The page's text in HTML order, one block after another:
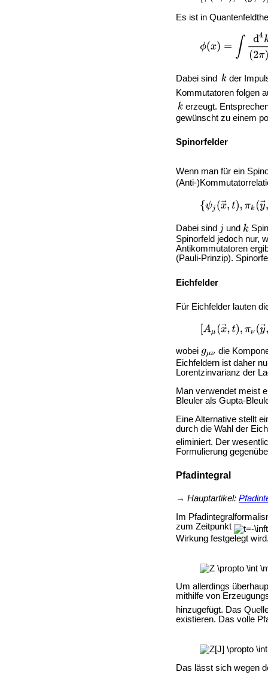
Es ist in
Dabei sind
der
Kommutatoren folgen
erzeugt.
gewünscht zu einem
Spinorfelder
Wenn man für ein
(Anti-
Dabei sind und
Spinorfeld jedoch nur,
Antikommutatoren
(Pauli-Prinzip).
Eichfelder
Für Eichfelder lauten
wobei
die
Eichfeldern ist daher
Lorentzinvarianz der
Man verwendet meist
Bleuler als Gupta-
Eine Alternative stellt
durch die Wahl der
eliminiert. Der
Formulierung
Pfadintegral
→ Hauptartikel:
Im
zum Zeitpunkt
Wirkung festgelegt
Um allerdings
mithilfe von
hinzugefügt. Das
existieren. Das volle
Das lässt sich wegen